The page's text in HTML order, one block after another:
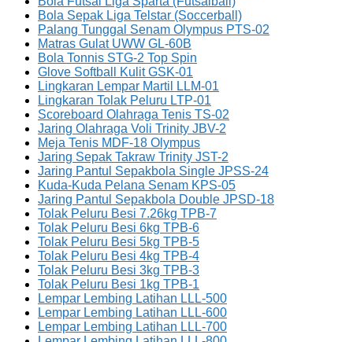
Bola Sepak Liga Telstar (Soccerball)
Palang Tunggal Senam Olympus PTS-02
Matras Gulat UWW GL-60B
Bola Tonnis STG-2 Top Spin
Glove Softball Kulit GSK-01
Lingkaran Lempar Martil LLM-01
Lingkaran Tolak Peluru LTP-01
Scoreboard Olahraga Tenis TS-02
Jaring Olahraga Voli Trinity JBV-2
Meja Tenis MDF-18 Olympus
Jaring Sepak Takraw Trinity JST-2
Jaring Pantul Sepakbola Single JPSS-24
Kuda-Kuda Pelana Senam KPS-05
Jaring Pantul Sepakbola Double JPSD-18
Tolak Peluru Besi 7.26kg TPB-7
Tolak Peluru Besi 6kg TPB-6
Tolak Peluru Besi 5kg TPB-5
Tolak Peluru Besi 4kg TPB-4
Tolak Peluru Besi 3kg TPB-3
Tolak Peluru Besi 1kg TPB-1
Lempar Lembing Latihan LLL-500
Lempar Lembing Latihan LLL-600
Lempar Lembing Latihan LLL-700